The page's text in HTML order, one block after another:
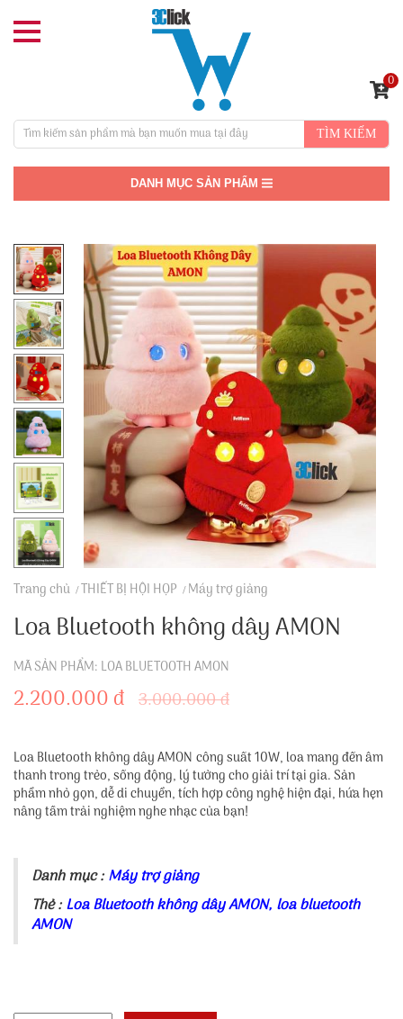
TÌM KIẾM
0
DANH MỤC SẢN PHẨM
Trang chủ THIẾT BỊ HỘI HỌP Máy trợ giảng
Loa Bluetooth không dây AMON
MÃ SẢN PHẨM: LOA BLUETOOTH AMON
2.200.000 đ 3.000.000 đ
Loa Bluetooth không dây AMON công suất 10W, loa mang đến âm
thanh trong trẻo, sống động, lý tưởng cho giải trí tại gia. Sản
phẩm nhỏ gọn, dễ di chuyển, tích hợp công nghệ hiện đại, hứa hẹn
nâng tầm trải nghiệm nghe nhạc của bạn!
Danh mục :Máy trợ giảng
Thẻ :Loa Bluetooth không dây AMON, loa bluetooth
AMON